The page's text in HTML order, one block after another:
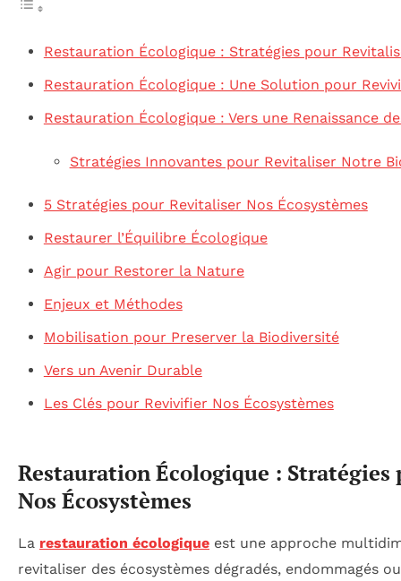
Restauration Écologique : Stratégies pour
Restauration Écologique : Une Solution pour
Restauration Écologique : Vers une Renaissance
Stratégies Innovantes pour Revitaliser Notre
5 Stratégies pour Revitaliser Nos Écosystèmes
Restaurer l’Équilibre Écologique
Agir pour Restorer la Nature
Enjeux et Méthodes
Mobilisation pour Preserver la Biodiversité
Vers un Avenir Durable
Les Clés pour Revivifier Nos Écosystèmes
Restauration Écologique :
Nos Écosystèmes
La restauration écologique est une approche
revitaliser des écosystèmes dégradés, endommagés